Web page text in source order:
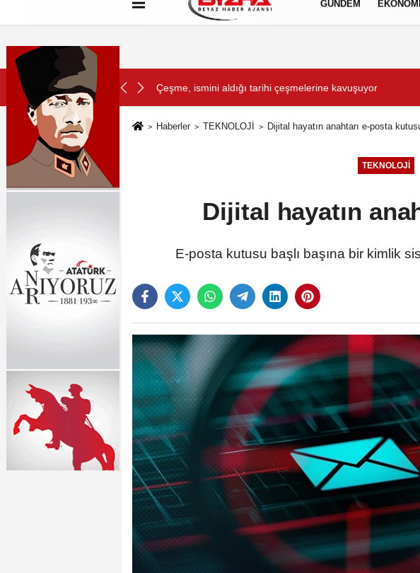
Hakkımızda Künye Çerez Politikası
GÜNDEM EKONOMİ
SON DAKİKA: Başkan Şadi Özdemir, Esentepeliler’i dinledi
Haberler TEKNOLOJİ Dijital hayatın anahtarı e-posta
TEKNOLOJİ
Dijital hayatın
E-posta kutusu başlı başına bir kimlik